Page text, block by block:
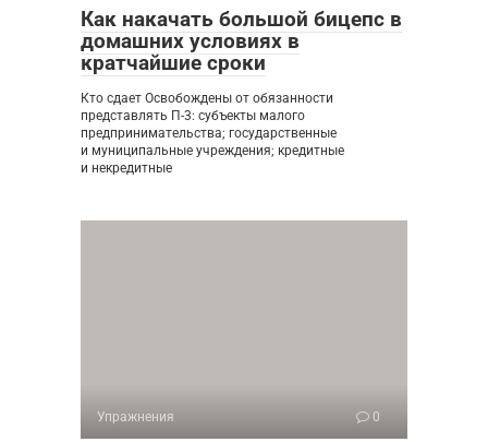
Как накачать большой бицепс в
домашних условиях в
кратчайшие сроки
Кто сдает Освобождены от обязанности
представлять П-3: субъекты малого
предпринимательства; государственные
и муниципальные учреждения; кредитные
и некредитные
Упражнения 0